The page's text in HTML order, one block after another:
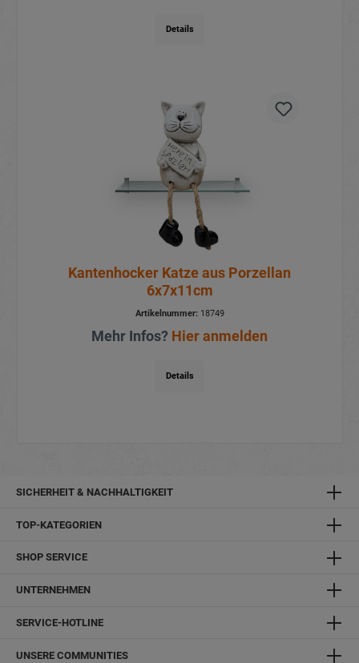
Details
Kantenhocker Katze aus Porzellan
6x7x11cm
Artikelnummer:18749
Mehr Infos? Hier anmelden
Details
SICHERHEIT & NACHHALTIGKEIT
TOP-KATEGORIEN
SHOP SERVICE
UNTERNEHMEN
SERVICE-HOTLINE
UNSERE COMMUNITIES